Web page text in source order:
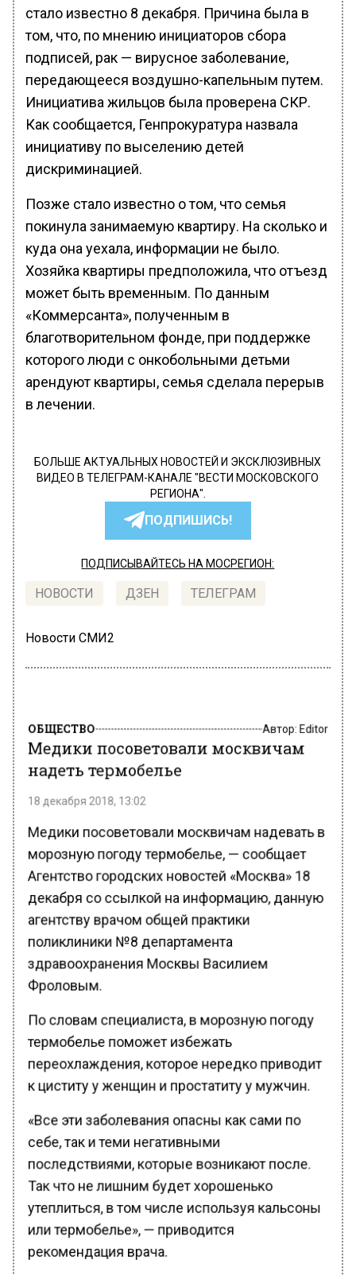
стало известно 8 декабря. Причина была в
том, что, по мнению инициаторов сбора
подписей, рак — вирусное заболевание,
передающееся воздушно-капельным путем.
Инициатива жильцов была проверена СКР.
Как сообщается, Генпрокуратура назвала
инициативу по выселению детей
дискриминацией.
Позже стало известно о том, что семья
покинула занимаемую квартиру. На сколько и
куда она уехала, информации не было.
Хозяйка квартиры предположила, что отъезд
может быть временным. По данным
«Коммерсанта», полученным в
благотворительном фонде, при поддержке
которого люди с онкобольными детьми
арендуют квартиры, семья сделала перерыв
в лечении.
БОЛЬШЕ АКТУАЛЬНЫХ НОВОСТЕЙ И ЭКСКЛЮЗИВНЫХ
ВИДЕО В ТЕЛЕГРАМ-КАНАЛЕ "ВЕСТИ МОСКОВСКОГО
РЕГИОНА".
ПОДПИШИСЬ!
ПОДПИСЫВАЙТЕСЬ НА МОСРЕГИОН:
НОВОСТИ ДЗЕН ТЕЛЕГРАМ
Новости СМИ2
ОБЩЕСТВО
Медики посоветовали москвичам
надеть термобелье
18 декабря 2018, 13:02
Медики посоветовали москвичам надевать в
морозную погоду термобелье, — сообщает
Агентство городских новостей «Москва» 18
декабря со ссылкой на информацию, данную
агентству врачом общей практики
поликлиники №8 департамента
здравоохранения Москвы Василием
Фроловым.
По словам специалиста, в морозную погоду
термобелье поможет избежать
переохлаждения, которое нередко приводит
к циститу у женщин и простатиту у мужчин.
«Все эти заболевания опасны как сами по
себе, так и теми негативными
последствиями, которые возникают после.
Так что не лишним будет хорошенько
утеплиться, в том числе используя кальсоны
или термобелье», — приводится
рекомендация врача.